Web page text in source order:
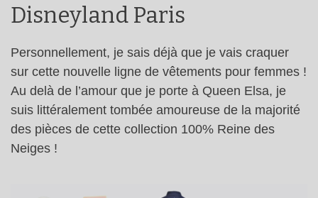
Disneyland Paris
Personnellement, je sais déjà que je vais craquer
sur cette nouvelle ligne de vêtements pour femmes !
Au delà de l’amour que je porte à Queen Elsa, je
suis littéralement tombée amoureuse de la majorité
des pièces de cette collection 100% Reine des
Neiges !